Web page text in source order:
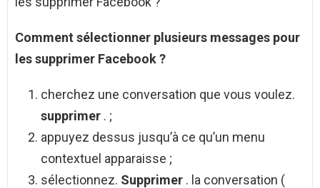
Comment sélectionner plusieurs messages pour
les supprimer Facebook?
cherchez une conversation que vous voulez.
supprimer . ;
appuyez dessus jusqu’à ce qu’un menu
contextuel apparaisse ;
sélectionnez. Supprimer . la conversation (